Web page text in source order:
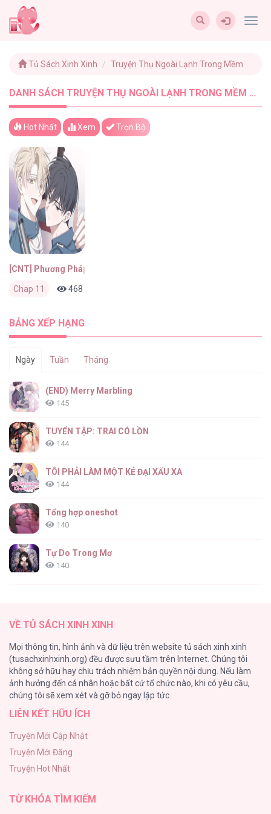
Tủ Sách Xinh Xinh Truyện Thụ Ngoài Lạnh Trong Mềm
DANH SÁCH TRUYỆN THỤ NGOÀI LẠNH TRONG MỀM MỚI NHẤT - TUSACHXINHXINH (1)
Hot Nhất Xem Trọn Bộ
[CNT] Phương Pháp Nhắm Trúng X
Chap 11 468
BẢNG XẾP HẠNG
Ngày Tuần Tháng
(END) Merry Marbling
145
TUYỂN TẬP: TRAI CÓ LỒN
144
TÔI PHẢI LÀM MỘT KẺ ĐẠI XẤU XA
144
Tổng hợp oneshot
140
Tự Do Trong Mơ
140
102
Nguyện Ước Vô Vọng Của Ma Nữ
101
Đầm Sen Héo Úa
Phạm Luật
88
VỀ TỦ SÁCH XINH XINH
Mọi thông tin, hình ảnh và dữ liệu trên website tủ sách xinh xinh
(tusachxinhxinh.org) đều được sưu tầm trên Internet. Chúng tôi
không sở hữu hay chịu trách nhiệm bản quyền nội dung. Nếu làm
ảnh hưởng đến cá nhân hoặc bất cứ tổ chức nào, khi có yêu cầu,
chúng tôi sẽ xem xét và gỡ bỏ ngay lập tức.
LIÊN KẾT HỮU ÍCH
Truyện Mới Cập Nhật
Truyện Mới Đăng
Truyện Hot Nhất
TỪ KHÓA TÌM KIẾM